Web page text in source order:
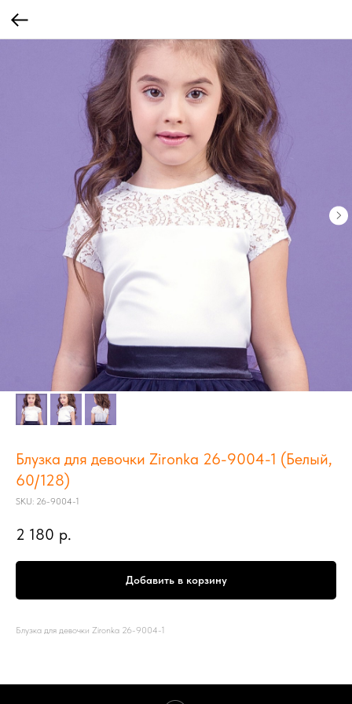
Блузка для девочки Zironka 26-9004-1 (Белый,
60/128)
SKU: 26-9004-1
2 180 р.
Добавить в корзину
Блузка для девочки Zironka 26-9004-1